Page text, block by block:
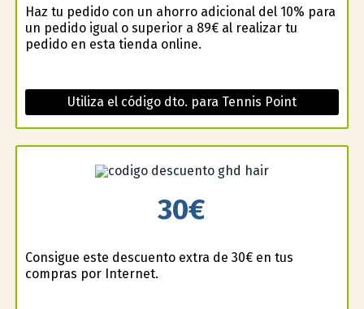
Haz tu pedido con un ahorro adicional del 10% para
un pedido igual o superior a 89€ al realizar tu
pedido en esta tienda online.
Utiliza el código dto. para Tennis Point
30€
Consigue este descuento extra de 30€ en tus
compras por Internet.